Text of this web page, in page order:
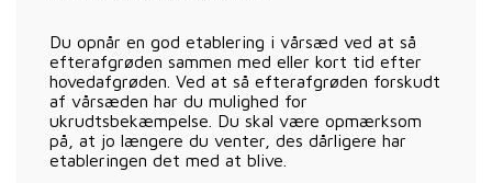
Du opnår en god etablering i vårsæd ved at så
efterafgrøden sammen med eller kort tid efter
hovedafgrøden. Ved at så efterafgrøden forskudt
af vårsæden har du mulighed for
ukrudtsbekæmpelse. Du skal være opmærksom
på, at jo længere du venter, des dårligere har
etableringen det med at blive.